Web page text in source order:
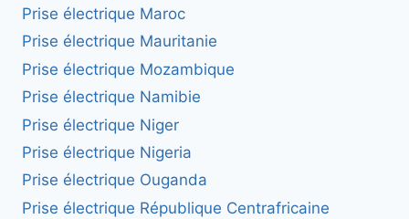
Prise électrique Maroc
Prise électrique Mauritanie
Prise électrique Mozambique
Prise électrique Namibie
Prise électrique Niger
Prise électrique Nigeria
Prise électrique Ouganda
Prise électrique République Centrafricaine